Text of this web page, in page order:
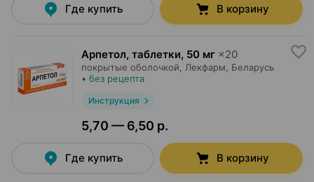
Где купить В корзину
Арпетол, таблетки, 50 мг ×20
покрытые оболочкой, Лекфарм , Беларусь
• без рецепта
Инструкция
5,70 — 6,50 р.
Где купить В корзину